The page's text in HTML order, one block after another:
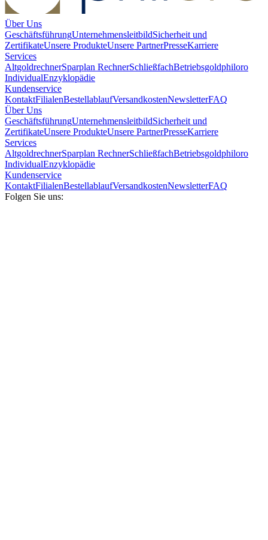
Über Uns
GeschäftsführungUnternehmensleitbildSicherheit und
ZertifikateUnsere ProdukteUnsere PartnerPresseKarriere
Services
AltgoldrechnerSparplan RechnerSchließfachBetriebsgoldphiloro
IndividualEnzyklopädie
Kundenservice
KontaktFilialenBestellablaufVersandkostenNewsletterFAQ
Über Uns
GeschäftsführungUnternehmensleitbildSicherheit und
ZertifikateUnsere ProdukteUnsere PartnerPresseKarriere
Services
AltgoldrechnerSparplan RechnerSchließfachBetriebsgoldphiloro
IndividualEnzyklopädie
Kundenservice
KontaktFilialenBestellablaufVersandkostenNewsletterFAQ
Folgen Sie uns: